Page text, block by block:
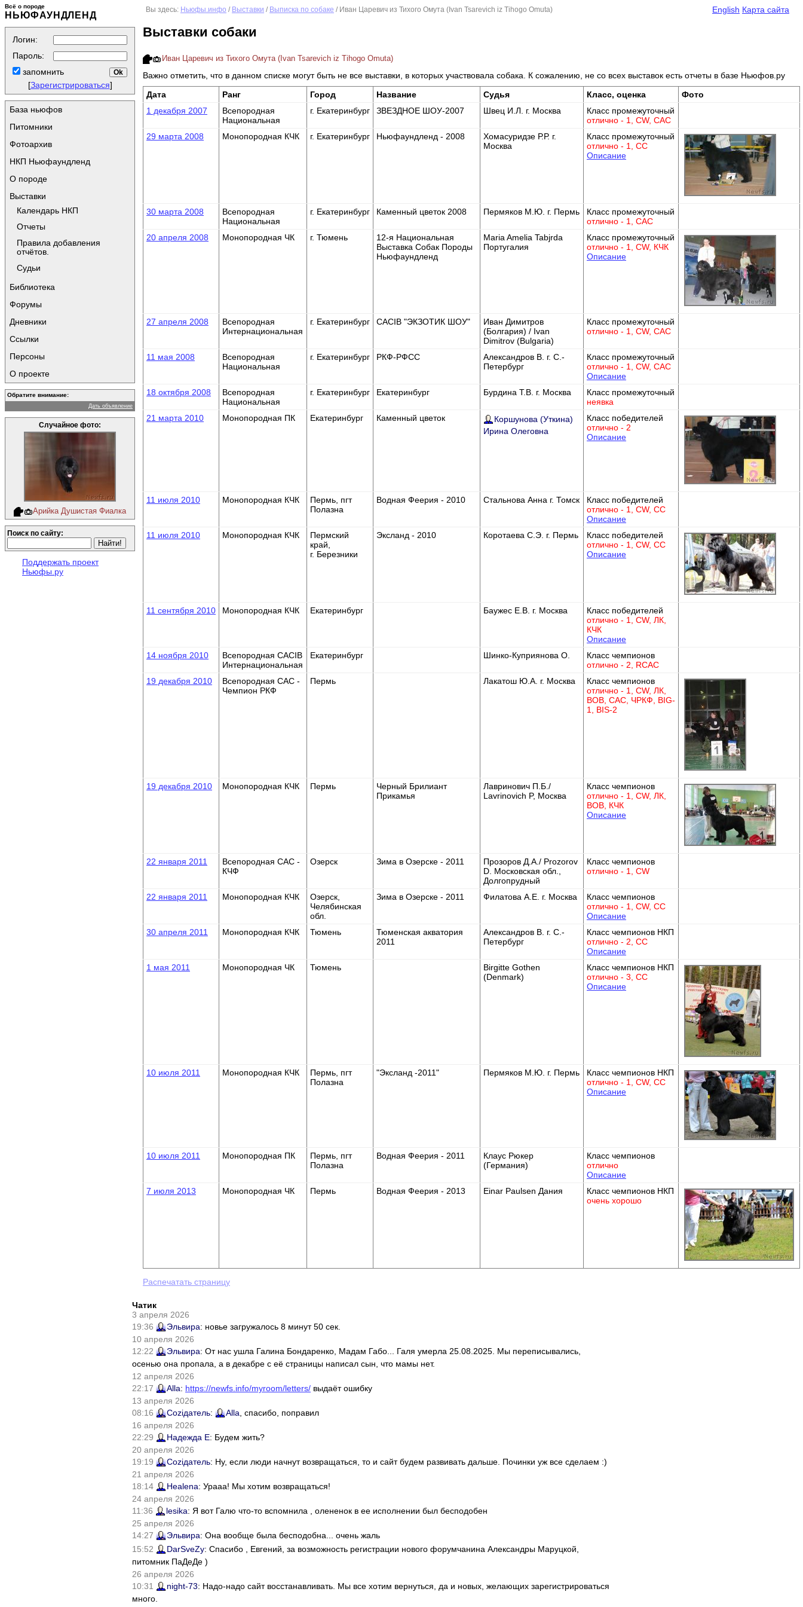
Всё о породе
НЬЮФАУНДЛЕНД
Логин:
Пароль:
запомнить
[Зарегистрироваться]
База ньюфов
Питомники
Фотоархив
НКП Ньюфаундленд
О породе
Выставки
Календарь НКП
Отчеты
Правила добавления
отчётов.
Судьи
Библиотека
Форумы
Дневники
Ссылки
Персоны
О проекте
Обратите внимание:
Дать объявление
Случайное фото:
Арийка Душистая Фиалка
Поиск по сайту:
Поддержать проект
Ньюфы.ру
English Карта сайта
Вы здесь: Ньюфы.инфо / Выставки / Выписка по собаке / Иван Царевич из Тихого Омута (Ivan Tsarevich iz Tihogo Omuta)
Выставки собаки
Иван Царевич из Тихого Омута (Ivan Tsarevich iz Tihogo Omuta)
Важно отметить, что в данном списке могут быть не все выставки, в которых участвовала собака. К сожалению, не со всех выставок есть отчеты в базе Ньюфов.ру
Дата Ранг Город Название Судья Класс, оценка
Фото
1 декабря 2007
Всепородная
Национальная
г. Екатеринбург ЗВЕЗДНОЕ ШОУ-2007 Швец И.Л. г. Москва
Класс промежуточный
отлично - 1, CW, САС
29 марта 2008
Монопородная КЧК г. Екатеринбург Ньюфаундленд - 2008
Хомасуридзе Р.Р. г.
Москва
Класс промежуточный
отлично - 1, СС
Описание
30 марта 2008
Всепородная
Национальная
г. Екатеринбург Каменный цветок 2008 Пермяков М.Ю. г. Пермь
Класс промежуточный
отлично - 1, САС
20 апреля 2008
Монопородная ЧК г. Тюмень
12-я Национальная
Выставка Собак Породы
Ньюфаундленд
Maria Amelia Tabjrda
Португалия
Класс промежуточный
отлично - 1, CW, КЧК
Описание
27 апреля 2008
Всепородная
Интернациональная
г. Екатеринбург CACIB "ЭКЗОТИК ШОУ"
Иван Димитров
(Болгария) / Ivan
Dimitrov (Bulgaria)
Класс промежуточный
отлично - 1, CW, САС
11 мая 2008
Всепородная
Национальная
г. Екатеринбург РКФ-РФСС
Александров В. г. С.-
Петербург
Класс промежуточный
отлично - 1, CW, САС
Описание
18 октября 2008
Всепородная
Национальная
г. Екатеринбург Екатеринбург Бурдина Т.В. г. Москва
Класс промежуточный
неявка
21 марта 2010
Монопородная ПК Екатеринбург Каменный цветок
Коршунова (Уткина)
Ирина Олеговна
Класс победителей
отлично - 2
Описание
11 июля 2010 Монопородная КЧК
Пермь, пгт
Полазна
Водная Феерия - 2010 Стальнова Анна г. Томск
Класс победителей
отлично - 1, CW, СС
Описание
11 июля 2010
Монопородная КЧК
Пермский
край,
г. Березники
Эксланд - 2010 Коротаева С.Э. г. Пермь
Класс победителей
отлично - 1, CW, СС
Описание
11 сентября 2010 Монопородная КЧК Екатеринбург Баужес Е.В. г. Москва
Класс победителей
отлично - 1, CW, ЛК,
КЧК
Описание
14 ноября 2010
Всепородная CACIB
Интернациональная
Екатеринбург Шинко-Куприянова О.
Класс чемпионов
отлично - 2, RСАС
19 декабря 2010
Всепородная САС -
Чемпион РКФ
Пермь Лакатош Ю.А. г. Москва
Класс чемпионов
отлично - 1, CW, ЛК,
BOB, САС, ЧРКФ, BIG-
1, BIS-2
19 декабря 2010 Монопородная КЧК Пермь
Черный Брилиант
Прикамья
Лавринович П.Б./
Lavrinovich P, Москва
Класс чемпионов
отлично - 1, CW, ЛК,
BOB, КЧК
Описание
22 января 2011
Всепородная САС -
КЧФ
Озерск Зима в Озерске - 2011
Прозоров Д.А./ Prozorov
D. Московская обл.,
Долгопрудный
Класс чемпионов
отлично - 1, CW
22 января 2011 Монопородная КЧК
Озерск,
Челябинская
обл.
Зима в Озерске - 2011 Филатова А.Е. г. Москва
Класс чемпионов
отлично - 1, CW, СС
Описание
30 апреля 2011
Монопородная КЧК Тюмень
Тюменская акватория
2011
Александров В. г. С.-
Петербург
Класс чемпионов НКП
отлично - 2, СС
Описание
1 мая 2011
Монопородная ЧК Тюмень
Birgitte Gothen
(Denmark)
Класс чемпионов НКП
отлично - 3, СС
Описание
10 июля 2011 Монопородная КЧК
Пермь, пгт
Полазна
"Эксланд -2011" Пермяков М.Ю. г. Пермь
Класс чемпионов НКП
отлично - 1, CW, СС
Описание
10 июля 2011 Монопородная ПК
Пермь, пгт
Полазна
Водная Феерия - 2011
Клаус Рюкер
(Германия)
Класс чемпионов
отлично
Описание
7 июля 2013
Монопородная ЧК Пермь Водная Феерия - 2013 Einar Paulsen Дания
Класс чемпионов НКП
очень хорошо
Распечатать страницу
Чатик
3 апреля 2026
19:36
Эльвира: новье загружалось 8 минут 50 сек.
10 апреля 2026
12:22
Эльвира: От нас ушла Галина Бондаренко, Мадам Габо... Галя умерла 25.08.2025. Мы переписывались,
осенью она пропала, а в декабре с её страницы написал сын, что мамы нет.
12 апреля 2026
22:17
Alla: https://newfs.info/myroom/letters/ выдаёт ошибку
13 апреля 2026
08:16
Соziдатель: Alla , спасибо, поправил
16 апреля 2026
22:29
Надежда Е: Будем жить?
20 апреля 2026
19:19
Соziдатель: Ну, если люди начнут возвращаться, то и сайт будем развивать дальше. Починки уж все сделаем :)
21 апреля 2026
18:14
Healena: Урааа! Мы хотим возвращаться!
24 апреля 2026
11:36
lesika: Я вот Галю что-то вспомнила , олененок в ее исполнении был бесподобен
25 апреля 2026
14:27
Эльвира: Она вообще была бесподобна... очень жаль
15:52
DarSveZy: Спасибо , Евгений, за возможность регистрации нового форумчанина Александры Маруцкой,
питомник ПаДеДе )
26 апреля 2026
10:31
night-73: Надо-надо сайт восстанавливать. Мы все хотим вернуться, да и новых, желающих зарегистрироваться
много.